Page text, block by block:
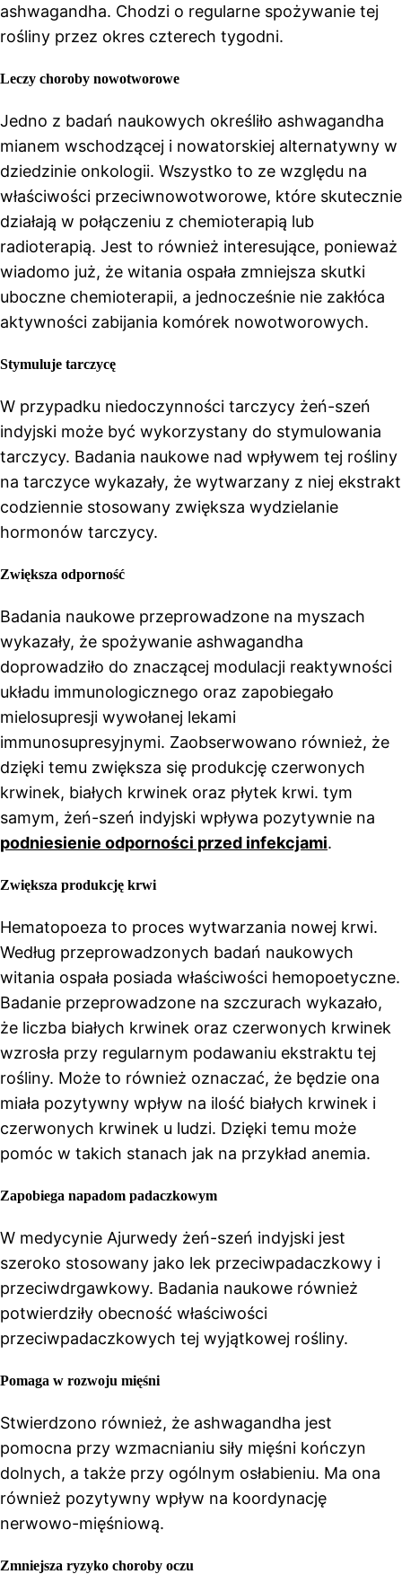
ashwagandha. Chodzi o regularne spożywanie tej
rośliny przez okres czterech tygodni.
Leczy choroby nowotworowe
Jedno z badań naukowych określiło ashwagandha
mianem wschodzącej i nowatorskiej alternatywny w
dziedzinie onkologii. Wszystko to ze względu na
właściwości przeciwnowotworowe, które skutecznie
działają w połączeniu z chemioterapią lub
radioterapią. Jest to również interesujące, ponieważ
wiadomo już, że witania ospała zmniejsza skutki
uboczne chemioterapii, a jednocześnie nie zakłóca
aktywności zabijania komórek nowotworowych.
Stymuluje tarczycę
W przypadku niedoczynności tarczycy żeń-szeń
indyjski może być wykorzystany do stymulowania
tarczycy. Badania naukowe nad wpływem tej rośliny
na tarczyce wykazały, że wytwarzany z niej ekstrakt
codziennie stosowany zwiększa wydzielanie
hormonów tarczycy.
Zwiększa odporność
Badania naukowe przeprowadzone na myszach
wykazały, że spożywanie ashwagandha
doprowadziło do znaczącej modulacji reaktywności
układu immunologicznego oraz zapobiegało
mielosupresji wywołanej lekami
immunosupresyjnymi. Zaobserwowano również, że
dzięki temu zwiększa się produkcję czerwonych
krwinek, białych krwinek oraz płytek krwi. tym
samym, żeń-szeń indyjski wpływa pozytywnie na
podniesienie odporności przed infekcjami.
Zwiększa produkcję krwi
Hematopoeza to proces wytwarzania nowej krwi.
Według przeprowadzonych badań naukowych
witania ospała posiada właściwości hemopoetyczne.
Badanie przeprowadzone na szczurach wykazało,
że liczba białych krwinek oraz czerwonych krwinek
wzrosła przy regularnym podawaniu ekstraktu tej
rośliny. Może to również oznaczać, że będzie ona
miała pozytywny wpływ na ilość białych krwinek i
czerwonych krwinek u ludzi. Dzięki temu może
pomóc w takich stanach jak na przykład anemia.
Zapobiega napadom padaczkowym
W medycynie Ajurwedy żeń-szeń indyjski jest
szeroko stosowany jako lek przeciwpadaczkowy i
przeciwdrgawkowy. Badania naukowe również
potwierdziły obecność właściwości
przeciwpadaczkowych tej wyjątkowej rośliny.
Pomaga w rozwoju mięśni
Stwierdzono również, że ashwagandha jest
pomocna przy wzmacnianiu siły mięśni kończyn
dolnych, a także przy ogólnym osłabieniu. Ma ona
również pozytywny wpływ na koordynację
nerwowo-mięśniową.
Zmniejsza ryzyko choroby oczu